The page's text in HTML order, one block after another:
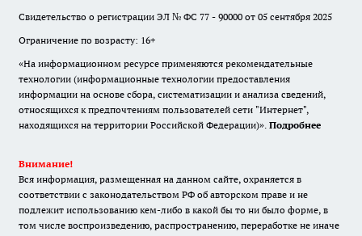
Свидетельство о регистрации ЭЛ № ФС 77 - 90000 от 05 сентября 2025
Ограничение по возрасту: 16+
«На информационном ресурсе применяются рекомендательные
технологии (информационные технологии предоставления
информации на основе сбора, систематизации и анализа сведений,
относящихся к предпочтениям пользователей сети "Интернет",
находящихся на территории Российской Федерации)». Подробнее
Внимание!
Вся информация, размещенная на данном сайте, охраняется в
соответствии с законодательством РФ об авторском праве и не
подлежит использованию кем-либо в какой бы то ни было форме, в
том числе воспроизведению, распространению, переработке не иначе